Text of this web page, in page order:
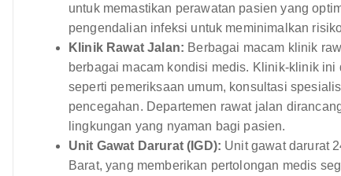
untuk memastikan perawatan pasien yang
pengendalian infeksi untuk meminimalkan
Klinik Rawat Jalan: Berbagai macam klinik
berbagai macam kondisi medis. Klinik-klinik
seperti pemeriksaan umum, konsultasi
pencegahan. Departemen rawat jalan
lingkungan yang nyaman bagi pasien.
Unit Gawat Darurat (IGD): Unit gawat darurat
Barat, yang memberikan pertolongan medis